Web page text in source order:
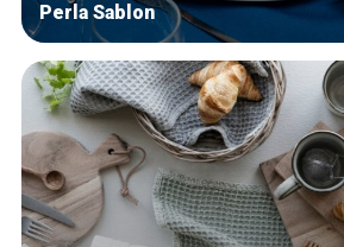
Accueil
Bonnes adresses
Quartiers
Blog
Perla Sablon